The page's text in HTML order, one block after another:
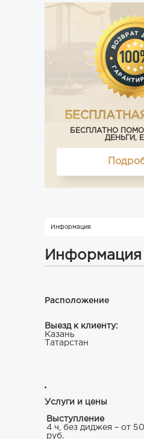
БЕСПЛАТНО
ДЕНЬГИ,
Информация
Информация
Расположение
Выезд к клиенту:
Казань
Татарстан
Услуги и цены
Выступление
4 ч, без диджея – от
руб.